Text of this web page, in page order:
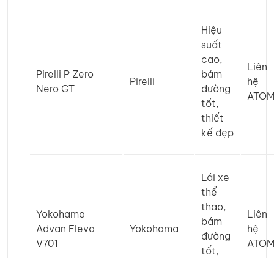
Pirelli P Zero
Nero GT
Pirelli
Hiệu
suất
cao,
bám
đường
tốt,
thiết
kế đẹp
Liên
hệ
Yokohama
Advan Fleva
V701
Yokohama
Lái xe
thể
thao,
bám
đường
tốt,
Liên
hệ